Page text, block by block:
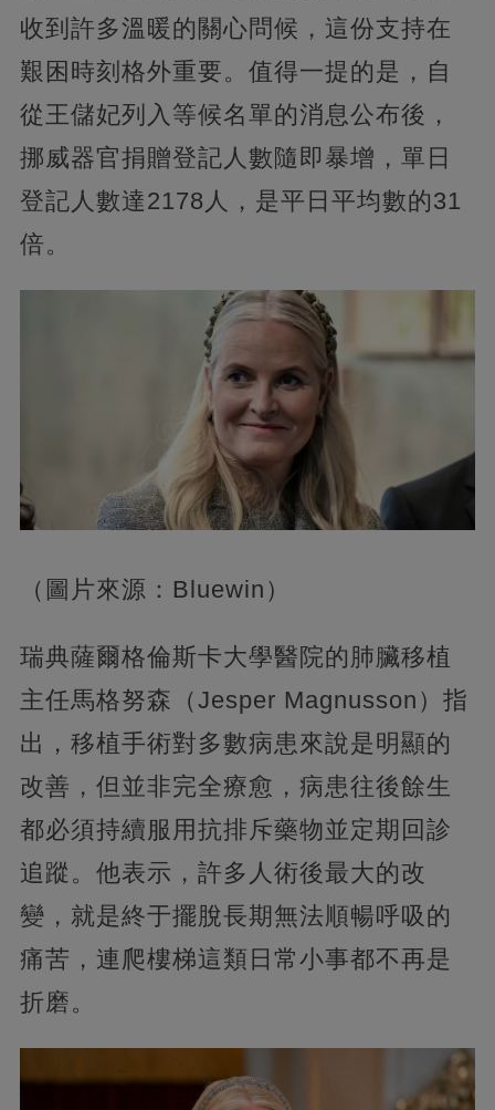
收到許多溫暖的關心問候，這份支持在
艱困時刻格外重要。值得一提的是，自
從王儲妃列入等候名單的消息公布後，
挪威器官捐贈登記人數隨即暴增，單日
登記人數達2178人，是平日平均數的31
倍。
（圖片來源：Bluewin）
瑞典薩爾格倫斯卡大學醫院的肺臟移植
主任馬格努森（Jesper Magnusson）指
出，移植手術對多數病患來說是明顯的
改善，但並非完全療愈，病患往後餘生
都必須持續服用抗排斥藥物並定期回診
追蹤。他表示，許多人術後最大的改
變，就是終于擺脫長期無法順暢呼吸的
痛苦，連爬樓梯這類日常小事都不再是
折磨。